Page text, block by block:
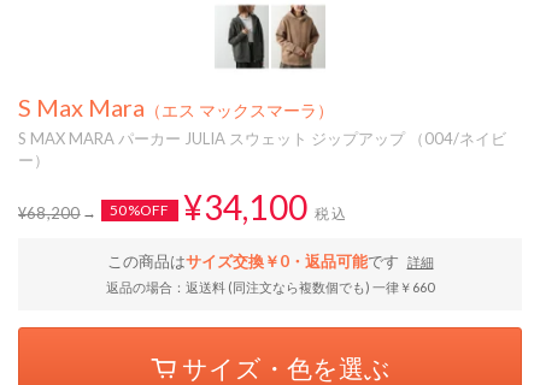
S Max Mara （エス マックスマーラ）
S MAX MARA パーカー JULIA スウェット ジップアップ （004/ネイビ
ー）
¥68,200 50%OFF ¥34,100 税込
この商品はサイズ交換￥0・返品可能です
詳細
返品の場合：返送料 (同注文なら複数個でも) 一律￥660
サイズ・色を選ぶ